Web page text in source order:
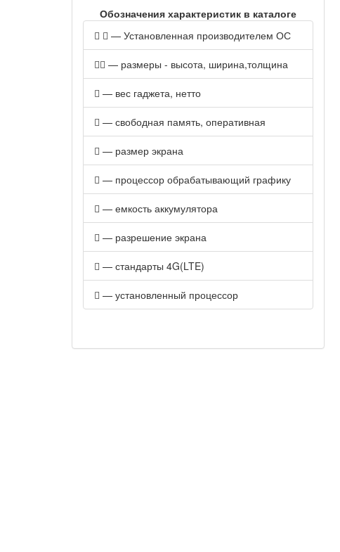
Обозначения характеристик в каталоге
— Установленная производителем ОС
— размеры - высота, ширина,толщина
— вес гаджета, нетто
— свободная память, оперативная
— размер экрана
— процессор обрабатывающий графику
— емкость аккумулятора
— разрешение экрана
— стандарты 4G(LTE)
— установленный процессор